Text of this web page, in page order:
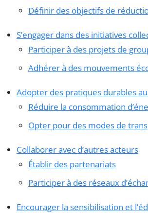
Définir des objectifs de
S’engager dans des initiatives
Participer à des projets de
Adhérer à des mouvements
Adopter des pratiques durables
Réduire la consommation
Opter pour des modes de
Collaborer avec d’autres acteurs
Établir des partenariats
Participer à des réseaux
Encourager la sensibilisation et